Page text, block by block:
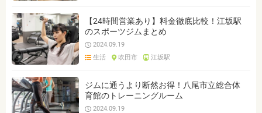
【24時間営業あり】料金徹底比較！江坂駅
のスポーツジムまとめ
2024.09.19
生活
吹田市 江坂駅
ジムに通うより断然お得！八尾市立総合体
育館のトレーニングルーム
2024.09.19